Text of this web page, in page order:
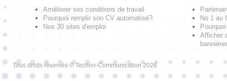
Améliorer ses conditions de travail
Pourquoi remplir son CV automatisé?
Nos 30 sites d'emploi
No 1 au
Afficher
Tous droits réservés © Techno-Communication 2026